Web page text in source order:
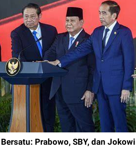
Prabowo, SBY, dan